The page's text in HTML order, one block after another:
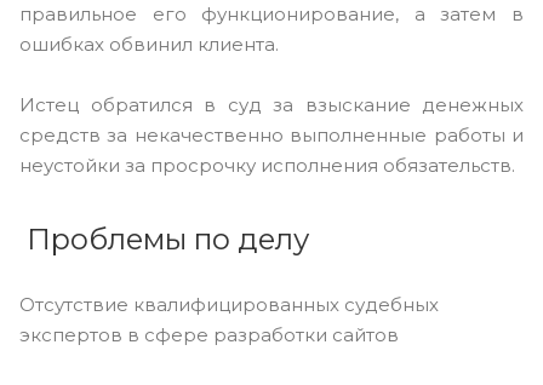
правильное его функционирование, а затем в
ошибках обвинил клиента.
Истец обратился в суд за взыскание денежных
средств за некачественно выполненные работы и
неустойки за просрочку исполнения обязательств.
Проблемы по делу
Отсутствие квалифицированных судебных
экспертов в сфере разработки сайтов